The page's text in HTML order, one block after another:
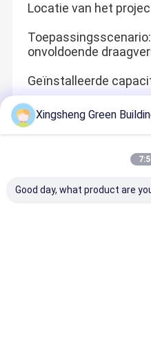
Locatie van het
onvoldoende
Geïnstalleerde
Aanbevolen Producten
Xingsheng Green
Good day, what product are